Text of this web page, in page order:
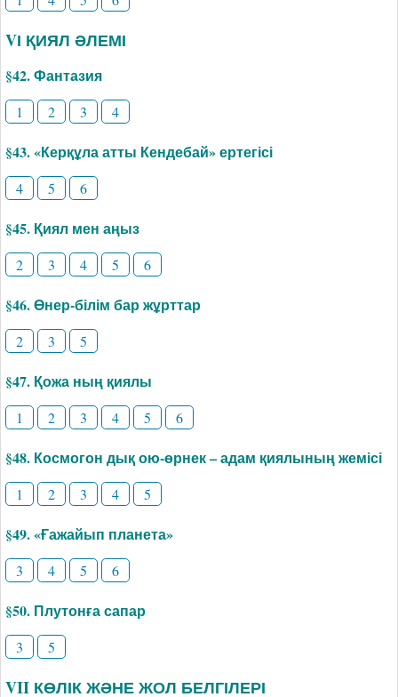
VІ ҚИЯЛ ӘЛЕМІ
§42. Фантазия
1 2 3 4
§43. «Керқұла атты Кендебай» ертегісі
4 5 6
§45. Қиял мен аңыз
2 3 4 5 6
§46. Өнер-білім бар жұрттар
2 3 5
§47. Қожа ның қиялы
1 2 3 4 5 6
§48. Космогон дық ою-өрнек – адам қиялының жемісі
1 2 3 4 5
§49. «Ғажайып планета»
3 4 5 6
§50. Плутонға сапар
3 5
VII КӨЛІК ЖӘНЕ ЖОЛ БЕЛГІЛЕРІ